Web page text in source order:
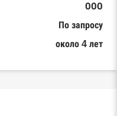
ООО
По запросу
около 4 лет